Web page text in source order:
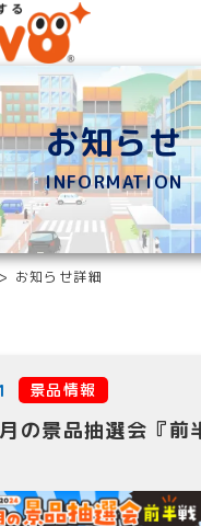
お知らせ
INFORMATION
お知らせ詳細
景品情報
の景品抽選会『前